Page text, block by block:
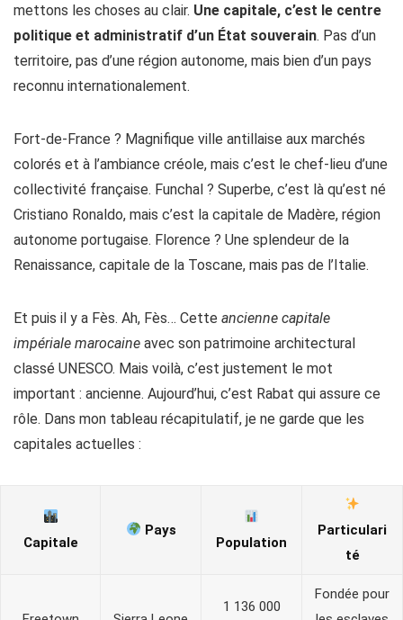
mettons les choses au clair. Une capitale, c’est le centre
politique et administratif d’un État souverain. Pas d’un
territoire, pas d’une région autonome, mais bien d’un pays
reconnu internationalement.
Fort-de-France ? Magnifique ville antillaise aux marchés
colorés et à l’ambiance créole, mais c’est le chef-lieu d’une
collectivité française. Funchal ? Superbe, c’est là qu’est né
Cristiano Ronaldo, mais c’est la capitale de Madère, région
autonome portugaise. Florence ? Une splendeur de la
Renaissance, capitale de la Toscane, mais pas de l’Italie.
Et puis il y a Fès. Ah, Fès… Cette ancienne capitale
impériale marocaine avec son patrimoine architectural
classé UNESCO. Mais voilà, c’est justement le mot
important : ancienne. Aujourd’hui, c’est Rabat qui assure ce
rôle. Dans mon tableau récapitulatif, je ne garde que les
capitales actuelles :
Capitale
Pays
Population
Particulari
té
1 136 000
Fondée pour